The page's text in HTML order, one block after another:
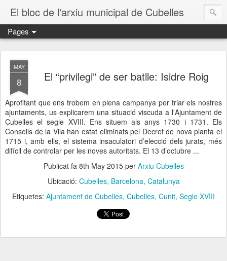
El bloc de l'arxiu municipal de Cubelles
Pages
MAY
8 El “privilegi” de ser batlle: Isidre Roig
Aprofitant que ens trobem en plena campanya per triar els nostres
ajuntaments, us explicarem una situació viscuda a l'Ajuntament de
Cubelles el segle XVIII. Ens situem als anys 1730 i 1731. Els
Consells de la Vila han estat eliminats pel Decret de nova planta el
1715 i, amb ells, el sistema insaculatori d’elecció dels jurats, més
difícil de controlar per les noves autoritats. El 13 d’octubre ...
Publicat fa 8th May 2015per Arxiu Cubelles
Ubicació: Cubelles, Barcelona, Catalunya
Etiquetes: Ajuntament de Cubelles Cubelles Cunit Segle XVIII